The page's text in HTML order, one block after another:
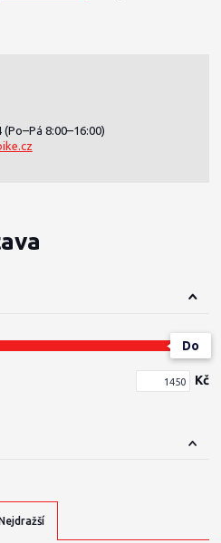
(Po–Pá 8:00–16:00)
Do
Kč